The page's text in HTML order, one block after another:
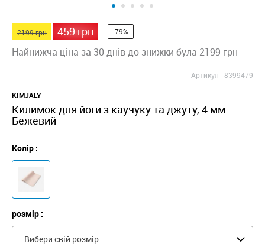
2199 грн 459 грн -79%
Найнижча ціна за 30 днів до знижки була 2199 грн
Артикул -8399479
KIMJALY
Килимок для йоги з каучуку та джуту, 4 мм -
Бежевий
Колір :
розмір :
Вибери свій розмір